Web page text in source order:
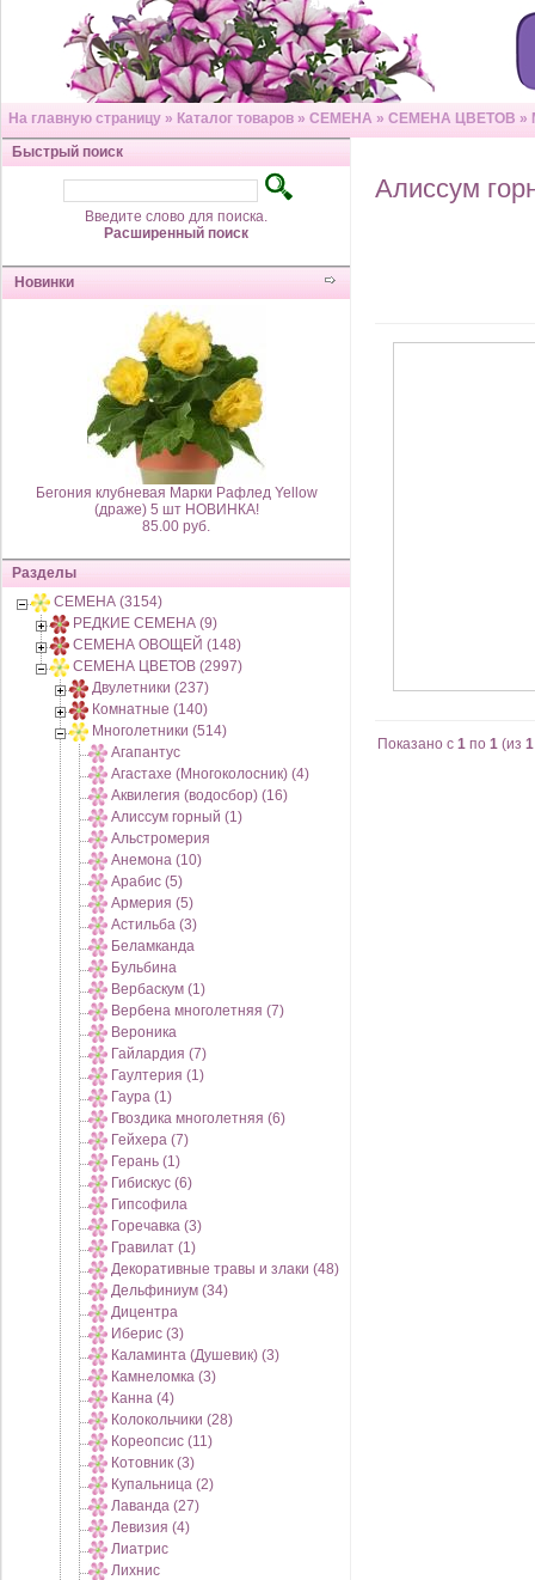
На главную страницу » Каталог товаров » СЕМЕНА » СЕМЕНА ЦВЕТОВ »
Быстрый поиск
Введите слово для поиска.
Расширенный поиск
Новинки
Бегония клубневая Марки Рафлед Yellow
(драже) 5 шт НОВИНКА!
85.00 руб.
Разделы
СЕМЕНА (3154)
РЕДКИЕ СЕМЕНА (9)
СЕМЕНА ОВОЩЕЙ (148)
СЕМЕНА ЦВЕТОВ (2997)
Двулетники (237)
Комнатные (140)
Многолетники (514)
Агапантус
Агастахе (Многоколосник) (4)
Аквилегия (водосбор) (16)
Алиссум горный (1)
Альстромерия
Анемона (10)
Арабис (5)
Армерия (5)
Астильба (3)
Беламканда
Бульбина
Вербаскум (1)
Вербена многолетняя (7)
Вероника
Гайлардия (7)
Гаултерия (1)
Гаура (1)
Гвоздика многолетняя (6)
Гейхера (7)
Герань (1)
Гибискус (6)
Гипсофила
Горечавка (3)
Гравилат (1)
Декоративные травы и злаки (48)
Дельфиниум (34)
Дицентра
Иберис (3)
Каламинта (Душевик) (3)
Камнеломка (3)
Канна (4)
Колокольчики (28)
Кореопсис (11)
Котовник (3)
Купальница (2)
Лаванда (27)
Левизия (4)
Лиатрис
Лихнис
Алиссум
Показано с 1 по 1 (из 1